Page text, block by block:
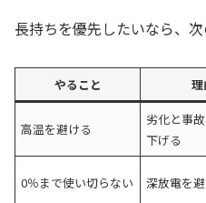
長持ちを優先したいなら、
やること 理
高温を避ける
劣化と事
下げる
0％まで使い切らない 深放電を